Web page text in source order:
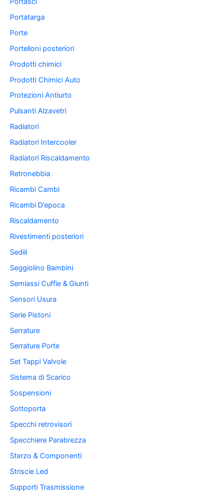
Portatarga
Porte
Portelloni posteriori
Prodotti chimici
Prodotti Chimici Auto
Protezioni Antiurto
Pulsanti Alzavetri
Radiatori
Radiatori Intercooler
Radiatori Riscaldamento
Retronebbia
Ricambi Cambi
Ricambi D'epoca
Riscaldamento
Rivestimenti posteriori
Sedili
Seggiolino Bambini
Semiassi Cuffie & Giunti
Sensori Usura
Serie Pistoni
Serrature
Serrature Porte
Set Tappi Valvole
Sistema di Scarico
Sospensioni
Sottoporta
Specchi retrovisori
Specchiere Parabrezza
Sterzo & Componenti
Striscie Led
Supporti Trasmissione